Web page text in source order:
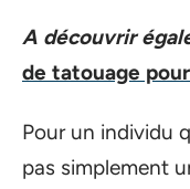
A découvrir
de tatouage
Pour un individu
pas simplement